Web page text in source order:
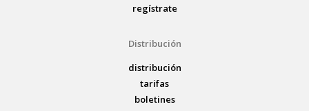
regístrate
Distribución
distribución
tarifas
boletines